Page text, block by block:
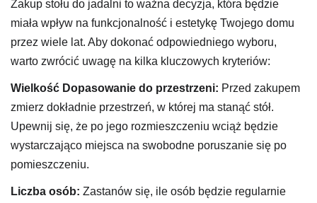
Zakup stołu do jadalni to ważna decyzja, która będzie
miała wpływ na funkcjonalność i estetykę Twojego domu
przez wiele lat. Aby dokonać odpowiedniego wyboru,
warto zwrócić uwagę na kilka kluczowych kryteriów:
Wielkość Dopasowanie do przestrzeni: Przed zakupem
zmierz dokładnie przestrzeń, w której ma stanąć stół.
Upewnij się, że po jego rozmieszczeniu wciąż będzie
wystarczająco miejsca na swobodne poruszanie się po
pomieszczeniu.
Liczba osób: Zastanów się, ile osób będzie regularnie